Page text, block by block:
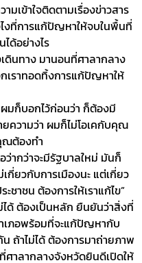
มเข้าใจติดตามเรื่องข่าวสาร
ไงที่การแก้ปัญหาให้จบในพื้นที่
ด้อย่างไร
ดินทาง มานอนที่ศาลากลาง
เราทอดทิ้งการแก้ปัญหาให้
มก็บอกไว้ก่อนว่า ก็ต้องมี
ความว่า ผมก็ไม่โอเคกับคุณ
ต้องทำ
ว่ากว่าจะมีรัฐบาลใหม่ มันก็
กี่ยวกับการเมืองนะ แต่เกี่ยว
าชน ต้องการให้เราแก้ไข”
ม่ได้ ต้องเป็นหลัก ยืนยันว่าสิ่งที่
เภอพร้อมที่จะแก้ปัญหากับ
ถ้าไม่ได้ ต้องการมาถ่ายภาพ
าลากลางจังหวัดยินดีเปิดให้